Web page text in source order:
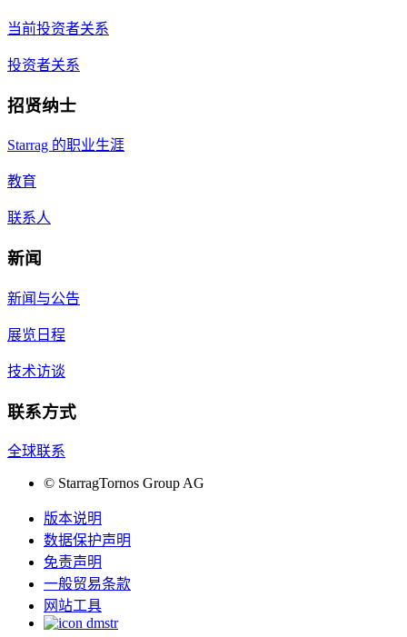
当前投资者关系
投资者关系
招贤纳士
Starrag 的职业生涯
教育
联系人
新闻
新闻与公告
展览日程
技术访谈
联系方式
全球联系
© StarragTornos Group AG
版本说明
数据保护声明
免责声明
一般贸易条款
网站工具